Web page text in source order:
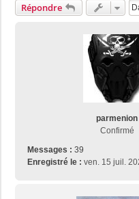
Répondre
parmenion
Confirmé
Messages : 39
Enregistré le : ven. 15 juil.